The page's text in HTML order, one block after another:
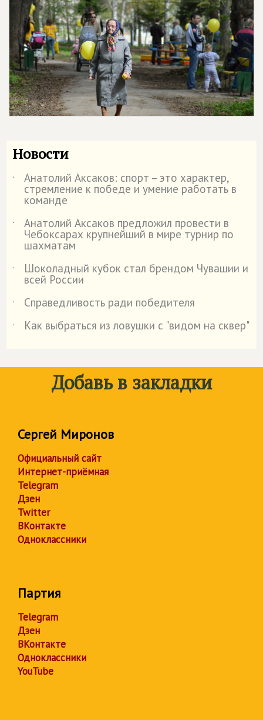
Новости
˙ Анатолий Аксаков: спорт – это характер,
стремление к победе и умение работать в
команде
˙
Анатолий Аксаков предложил провести в
Чебоксарах крупнейший в мире турнир по
шахматам
˙
Шоколадный кубок стал брендом Чувашии и
всей России
˙
Справедливость ради победителя
˙
Как выбраться из ловушки с "видом на сквер"
Добавь в закладки
Сергей Миронов
Официальный сайт
Интернет-приёмная
Telegram
Дзен
Twitter
ВКонтакте
Одноклассники
Партия
Telegram
Дзен
ВКонтакте
Одноклассники
YouTube